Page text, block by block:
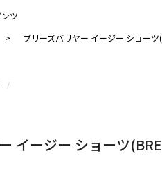
ツ
> ブリーズバリヤー イージー ショーツ
イージー ショーツ